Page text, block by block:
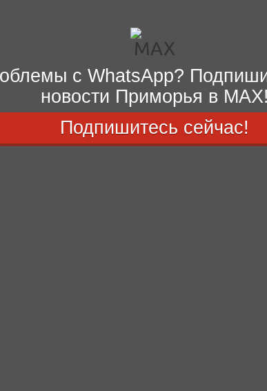
с WhatsApp?
новости Приморья в MAX!
Подпишитесь сейчас!